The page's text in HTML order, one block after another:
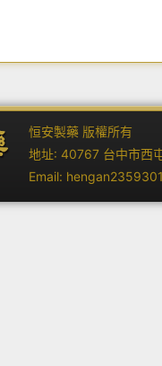
恒安製藥 版權所有
地址: 40767 台中市西
Email: